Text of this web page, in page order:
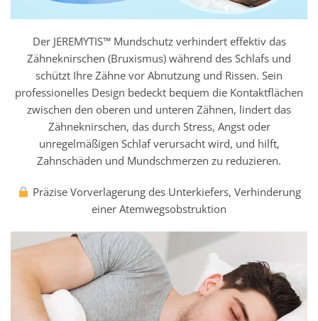
Der JEREMYTIS™ Mundschutz verhindert effektiv das
Zähneknirschen (Bruxismus) während des Schlafs und
schützt Ihre Zähne vor Abnutzung und Rissen. Sein
professionelles Design bedeckt bequem die Kontaktflächen
zwischen den oberen und unteren Zähnen, lindert das
Zähneknirschen, das durch Stress, Angst oder
unregelmäßigen Schlaf verursacht wird, und hilft,
Zahnschäden und Mundschmerzen zu reduzieren.
Präzise Vorverlagerung des Unterkiefers, Verhinderung
einer Atemwegsobstruktion